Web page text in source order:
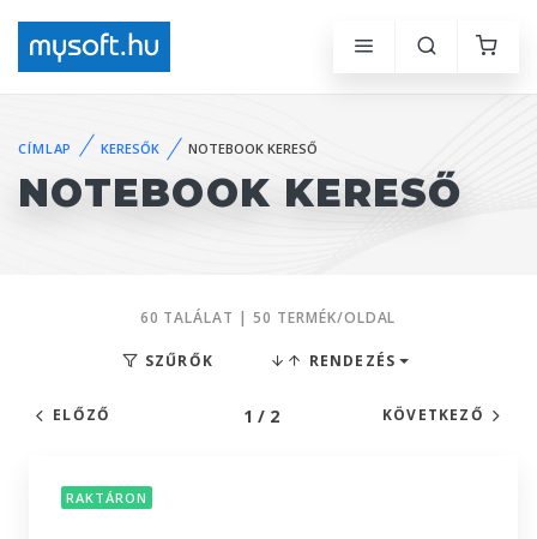
CÍMLAP KERESŐK NOTEBOOK KERESŐ
NOTEBOOK KERESŐ
60 TALÁLAT | 50 TERMÉK/OLDAL
SZŰRŐK RENDEZÉS
ELŐZŐ 1 / 2 KÖVETKEZŐ
RAKTÁRON